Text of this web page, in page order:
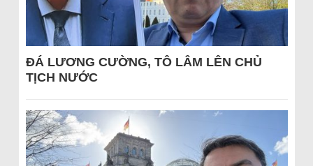
ĐÁ LƯƠNG CƯỜNG, TÔ LÂM LÊN CHỦ
TỊCH NƯỚC